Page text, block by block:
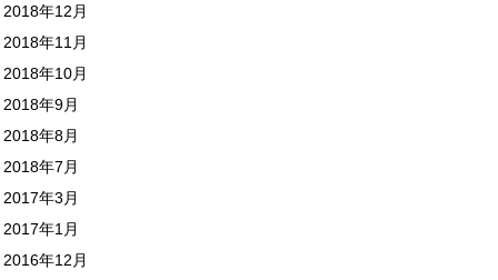
2018年12月
2018年11月
2018年10月
2018年9月
2018年8月
2018年7月
2017年3月
2017年1月
2016年12月